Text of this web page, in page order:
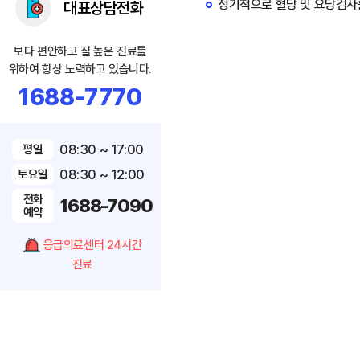
대표상담전화
보다 편안하고 질 높은 진료를
위하여 항상 노력하고 있습니다.
1688-7770
평일 08:30 ~ 17:00
토요일 08:30 ~ 12:00
전화
예약
1688-7090
응급의료센터 24시간
진료
정기적으로 혈당 및 요당검